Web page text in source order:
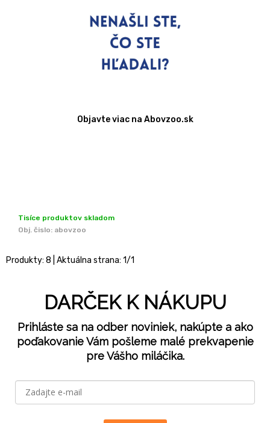
Objavte viac na Abovzoo.sk
Tisíce produktov skladom
Obj. čislo: abovzoo
Produkty: 8 | Aktuálna strana: 1/1
DARČEK K NÁKUPU
Prihláste sa na odber noviniek, nakúpte a ako
poďakovanie Vám pošleme malé prekvapenie
pre Vášho miláčika.